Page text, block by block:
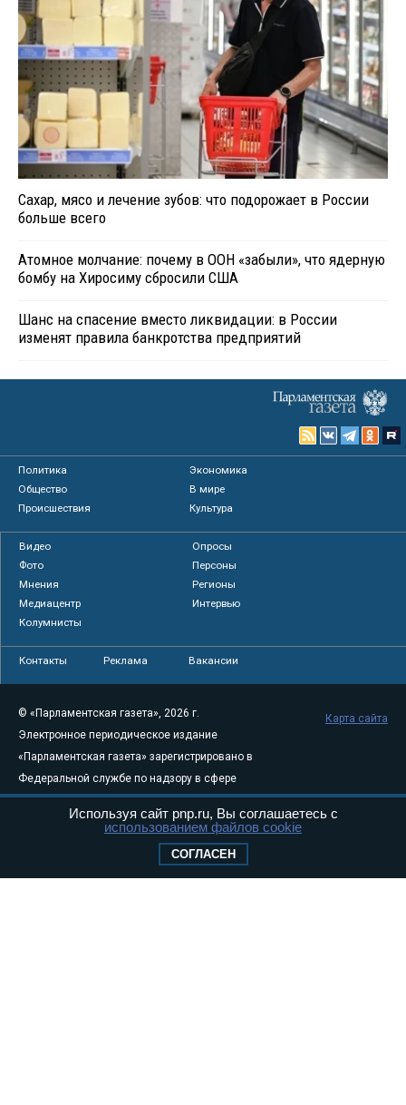
Сахар, мясо и лечение зубов: что подорожает в России
больше всего
Атомное молчание: почему в ООН «забыли», что ядерную
бомбу на Хиросиму сбросили США
Шанс на спасение вместо ликвидации: в России
изменят правила банкротства предприятий
Политика
Экономика
Общество
В мире
Происшествия
Культура
Видео
Опросы
Фото
Персоны
Мнения
Регионы
Медиацентр
Интервью
Колумнисты
Контакты Реклама Вакансии
© «Парламентская газета», 2026 г.
Электронное периодическое издание
«Парламентская газета» зарегистрировано в
Федеральной службе по надзору в сфере
связи, информационных технологий и
массовых коммуникаций (Роскомнадзор) 05
Свидетельство о регистрации Эл № ФС77-
Карта сайта
Используя сайт pnp.ru, Вы соглашаетесь с
использованием файлов cookie
СОГЛАСЕН